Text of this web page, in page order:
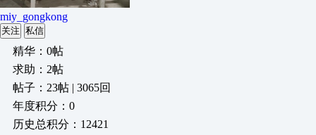
miy_gongkong
关注 私信
精华：0帖
求助：2帖
帖子：23帖 | 3065回
年度积分：0
历史总积分：12421